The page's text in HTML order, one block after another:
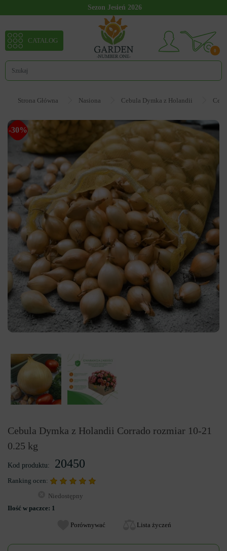
Sezon Jesień 2026
0
CATALOG
Strona Główna Nasiona Cebula Dymka z Holandii
-30%
Cebula Dymka z Holandii Corrado rozmiar 10-21
0.25 kg
Kod produktu: 20450
Ranking ocen:
Niedostępny
Ilość w paczce: 1
Porównywać Lista życzeń